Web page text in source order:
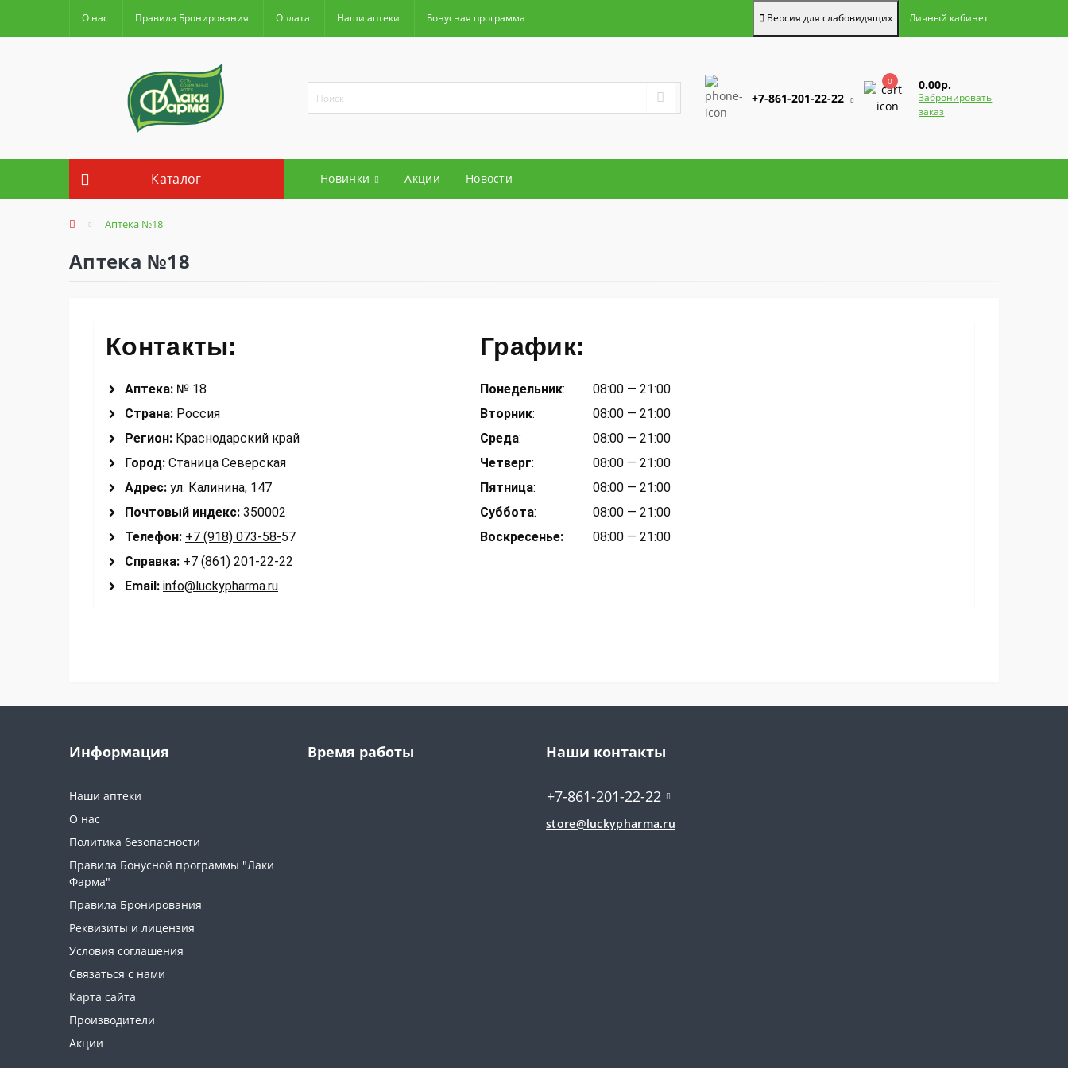
О нас Правила Бронирования Оплата Наши аптеки Бонусная программа Версия для слабовидящих Личный кабинет
+7-861-201-22-22
0 0.00р.
Забронировать
заказ
Каталог Новинки Акции Новости
Аптека №18
Аптека №18
Контакты:
Аптека: № 18
Страна: Россия
Регион: Краснодарский край
Город: Станица Северская
Адрес: ул. Калинина, 147
Почтовый индекс: 350002
Телефон: +7 (918) 073-58-57
Справка: +7 (861) 201-22-22
Email: info@luckypharma.ru
График:
Понедельник:
Вторник:
Среда:
Четверг:
Пятница:
Суббота:
Воскресенье:
08:00 — 21:00
08:00 — 21:00
08:00 — 21:00
08:00 — 21:00
08:00 — 21:00
08:00 — 21:00
08:00 — 21:00
Информация
Наши аптеки
О нас
Политика безопасности
Правила Бонусной программы "Лаки
Фарма"
Правила Бронирования
Реквизиты и лицензия
Условия соглашения
Связаться с нами
Карта сайта
Производители
Акции
Время работы Наши контакты
+7-861-201-22-22
store@luckypharma.ru